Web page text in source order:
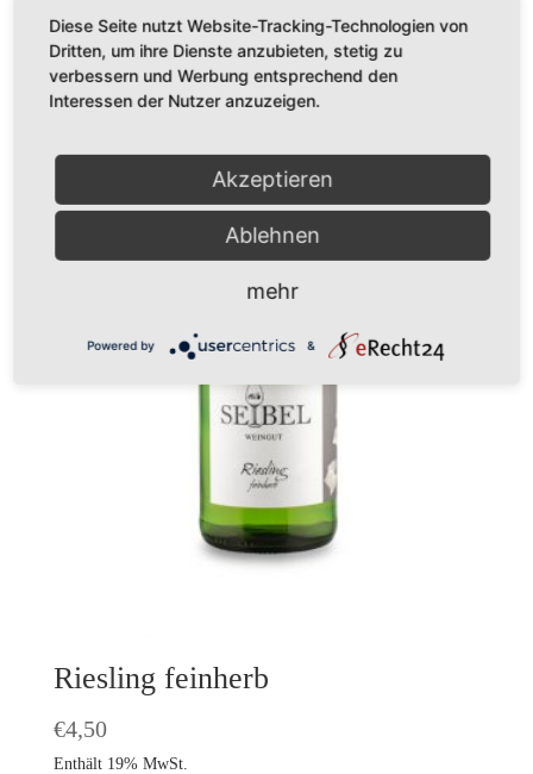
Riesling feinherb
€4,50
Enthält 19% MwSt.
Diese Seite nutzt Website-Tracking-Technologien von
Dritten, um ihre Dienste anzubieten, stetig zu
verbessern und Werbung entsprechend den
Interessen der Nutzer anzuzeigen.
Akzeptieren
Ablehnen
mehr
Powered by &